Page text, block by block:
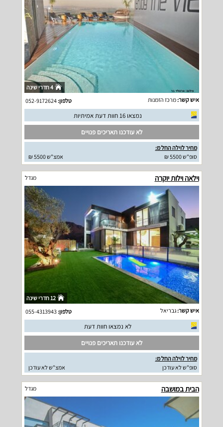
4 חדרי שינה
איש קשר:מרכז הזמנות טלפון:052-9172624
נמצאו 16 חוות דעת אמיתיות
לא עודכנו תאריכים פנויים
מחיר לוילה החל מ:
סופ"ש 5500 ₪
אמצ"ש 5500 ₪
וילאה וילות יוקרה מגדל
12 חדרי שינה
איש קשר:גבריאל טלפון:055-4313943
לא נמצאו חוות דעת
לא עודכנו תאריכים פנויים
מחיר לוילה החל מ:
סופ"ש לא עודכן
אמצ"ש לא עודכן
הבית במושבה מגדל